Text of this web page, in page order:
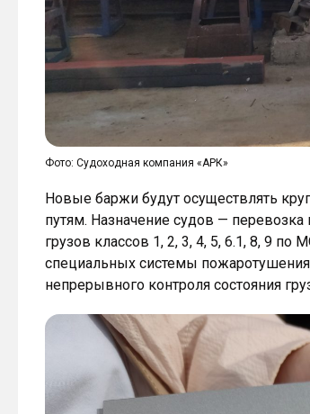
Фото: Судоходная компания «АРК»
Новые баржи будут осуществлять
путям. Назначение судов —
грузов классов 1, 2, 3, 4, 5, 6.1, 8, 9
специальных системы
непрерывного контроля состояния